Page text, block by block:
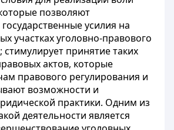
позволяют
усилия на
участках уголовно-правового
стимулирует принятие таких
актов, которые
правового регулирования и
возможности и
практики. Одним из
деятельности является